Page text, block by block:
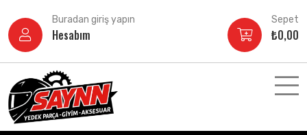
atla
Buradan giriş yapın
Hesabım
Sepet
₺0,00